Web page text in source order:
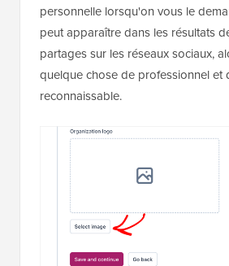
personnelle lorsqu'on vous le
peut apparaître dans les résultats
partages sur les réseaux sociaux,
quelque chose de professionnel et
reconnaissable.